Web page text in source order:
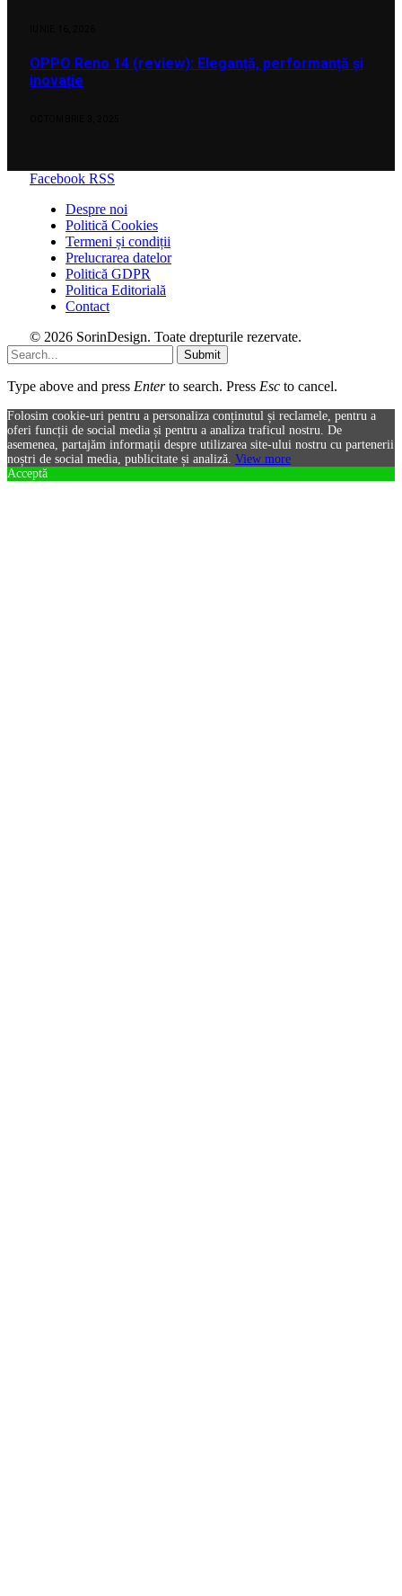
OPPO Reno 14 (review): Eleganță, performanță și
inovație
Facebook RSS
Despre noi
Politică Cookies
Termeni și condiții
Prelucrarea datelor
Politică GDPR
Politica Editorială
Contact
© 2026 SorinDesign. Toate drepturile rezervate.
Submit
Type above and press Enterto search. Press Esc to cancel.
Folosim cookie-uri pentru a personaliza conținutul și reclamele, pentru a
oferi funcții de social media și pentru a analiza traficul nostru. De
asemenea, partajăm informații despre utilizarea site-ului nostru cu partenerii
noștri de social media, publicitate și analiză. View more
Acceptă